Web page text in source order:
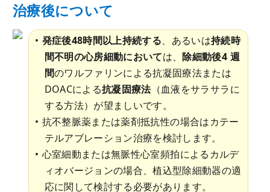
治療後について
発症後48時間以上持続する、あるいは持続時
間不明の心房細動においては、除細動後4 週
間のワルファリンによる抗凝固療法または
DOACによる抗凝固療法（血液をサラサラに
する方法）が望ましいです。
抗不整脈薬または薬剤抵抗性の場合はカテー
テルアブレーション治療を検討します。
心室細動または無脈性心室頻拍によるカルデ
ィオバージョンの場合、植込型除細動器の適
応に関して検討する必要があります。